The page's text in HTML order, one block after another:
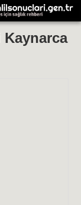
Kaynarca